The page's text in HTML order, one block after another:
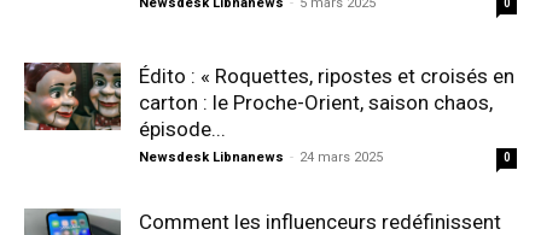
0
Édito : « Roquettes, ripostes et croisés en
carton : le Proche-Orient, saison chaos,
épisode...
Newsdesk Libnanews - 24 mars 2025 0
Comment les influenceurs redéfinissent